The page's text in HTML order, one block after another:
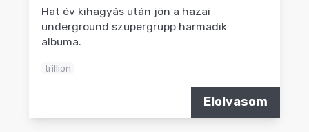
Hat év kihagyás után jön a hazai
underground szupergrupp harmadik
albuma.
trillion
Elolvasom